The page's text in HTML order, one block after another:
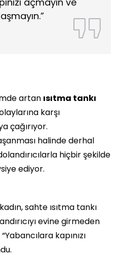
artan ısıtma tankı
karşı
çağırıyor.
halinde derhal
hiçbir şekilde
ediyor.
sahte ısıtma tankı
evine girmeden
kapınızı